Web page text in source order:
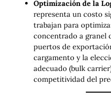
Optimización de la
representa un costo
trabajan para
concentrado a granel
puertos de
cargamento y la
adecuado (bulk
competitividad del